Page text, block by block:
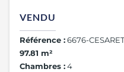
VENDU
Référence :6676-
97.81 m²
Chambres :4